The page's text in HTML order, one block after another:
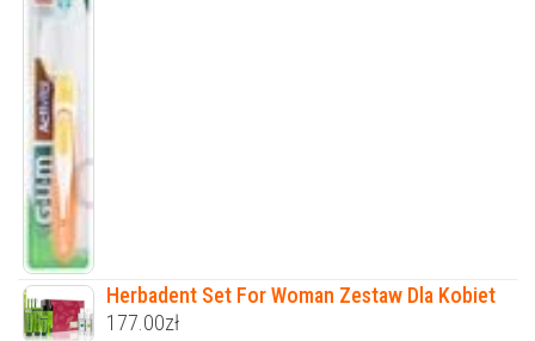
Herbadent Set For Woman Zestaw Dla Kobiet
177.00zł